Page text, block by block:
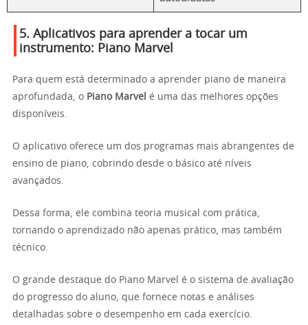
5. Aplicativos para aprender a tocar um
instrumento: Piano Marvel
Para quem está determinado a aprender piano de maneira
aprofundada, o Piano Marvel é uma das melhores opções
disponíveis.
O aplicativo oferece um dos programas mais abrangentes de
ensino de piano, cobrindo desde o básico até níveis
avançados.
Dessa forma, ele combina teoria musical com prática,
tornando o aprendizado não apenas prático, mas também
técnico.
O grande destaque do Piano Marvel é o sistema de avaliação
do progresso do aluno, que fornece notas e análises
detalhadas sobre o desempenho em cada exercício.